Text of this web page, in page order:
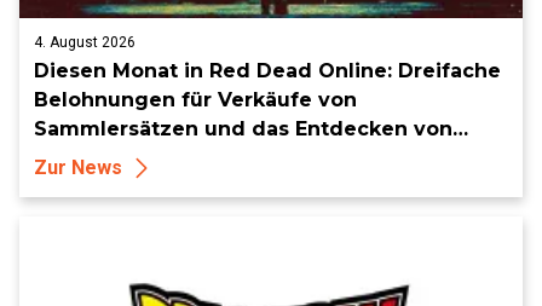
4. August 2026
Diesen Monat in Red Dead Online: Dreifache
Belohnungen für Verkäufe von
Sammlersätzen und das Entdecken von
Sammlerstücken, in Telegramm-Missionen
Zur News